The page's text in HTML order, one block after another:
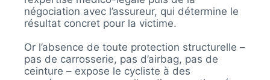
négociation avec l’assureur, qui détermine le
résultat concret pour la victime.
Or l’absence de toute protection structurelle –
pas de carrosserie, pas d’airbag, pas de
ceinture – expose le cycliste à des